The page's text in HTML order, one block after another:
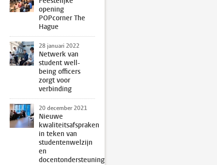
opening
POPcorner The
Hague
28 januari 2022
Netwerk van
student well-
being officers
zorgt voor
verbinding
20 december 2021
Nieuwe
kwaliteitsafspraken
in teken van
studentenwelzijn
en
docentondersteuning